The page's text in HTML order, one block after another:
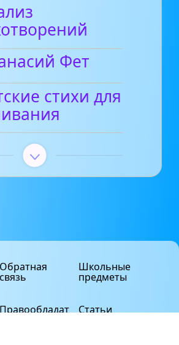
Фет
стихи для
Обратная
связь
Школьные
предметы
Статьи